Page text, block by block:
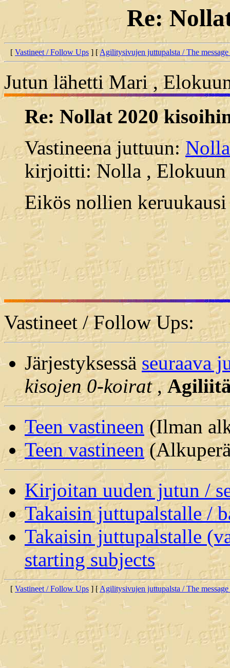
Re:
[ Vastineet / Follow Ups ] [Agilitysivujen juttupalsta / The
Jutun lähetti Mari ,
Re: Nollat 2020
Vastineena juttuun:
kirjoitti: Nolla , Elokuun
Eikös nollien
Vastineet / Follow Ups:
Järjestyksessä seuraava
kisojen 0-koirat,
Teen vastineen (Ilman
Teen vastineen
Kirjoitan uuden jutun /
Takaisin juttupalstalle /
Takaisin juttupalstalle
starting subjects
[ Vastineet / Follow Ups ] [Agilitysivujen juttupalsta / The